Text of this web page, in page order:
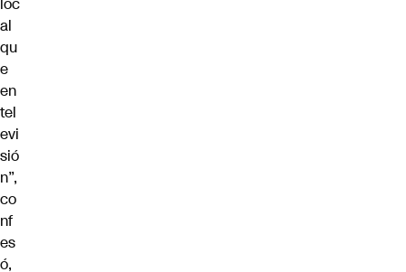
loc
al
qu
e
en
tel
evi
sió
n”,
co
nf
es
ó,